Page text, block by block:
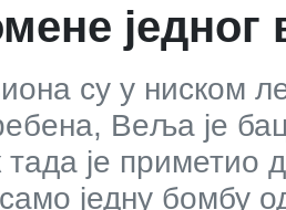
једног
су у ниском
Веља је
тада је приметио
једну бомбу